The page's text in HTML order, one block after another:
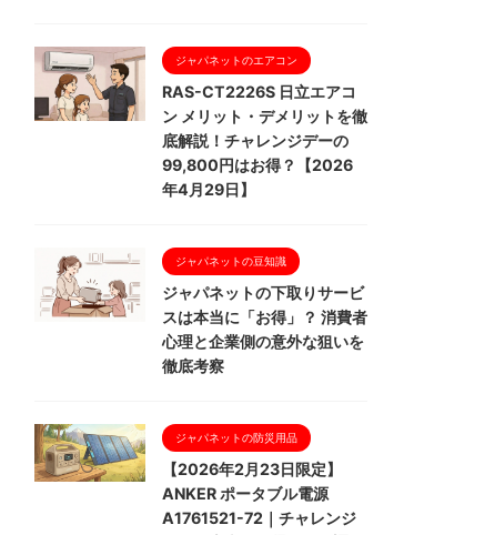
ジャパネットのエアコン
RAS-CT2226S 日立エアコ
ン メリット・デメリットを徹
底解説！チャレンジデーの
99,800円はお得？【2026
年4月29日】
ジャパネットの豆知識
ジャパネットの下取りサービ
スは本当に「お得」？ 消費者
心理と企業側の意外な狙いを
徹底考察
ジャパネットの防災用品
【2026年2月23日限定】
ANKER ポータブル電源
A1761521-72｜チャレンジ